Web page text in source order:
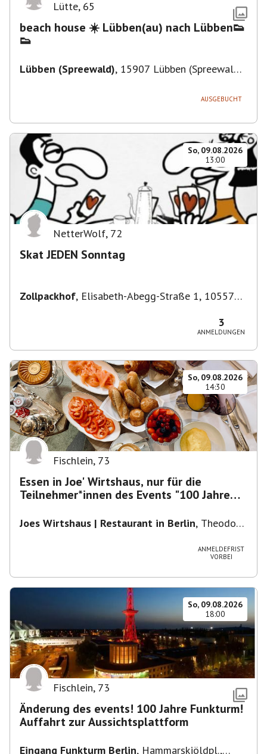
Lütte, 65
beach house ☀️ Lübben(au) nach Lübben👟
👟
Lübben (Spreewald), 15907 Lübben (Spreewald),
AUSGEBUCHT
So, 09.08.2026
13:00
NetterWolf, 72
Skat JEDEN Sonntag
Zollpackhof, Elisabeth-Abegg-Straße 1, 10557
3
ANMELDUNGEN
So, 09.08.2026
14:30
Fischlein, 73
Essen in Joe' Wirtshaus, nur für die
Teilnehmer*innen des Events "100 Jahre
Joes Wirtshaus | Restaurant in Berlin, Theodor-
ANMELDEFRIST
VORBEI
So, 09.08.2026
18:00
Fischlein, 73
Änderung des events! 100 Jahre Funkturm!
Auffahrt zur Aussichtsplattform
Eingang Funkturm Berlin, Hammarskjöldpl.,